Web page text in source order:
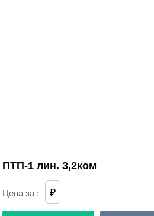
ПТП-1 лин. 3,2ком
Цена за : ₽